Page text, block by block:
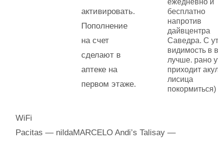
активировать.
Пополнение
на счет
сделают в
аптеке на
первом этаже.
ежедневно и
бесплатно
напротив
дайвцентра
Саведра. С
видимость в
лучше. рано
приходит
лисица
покормиться)
WiFi
Pacitas — nildaMARCELO Andi’s Talisay —